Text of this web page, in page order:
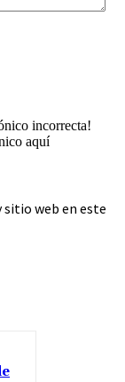
incorrecta!
aquí
web en este